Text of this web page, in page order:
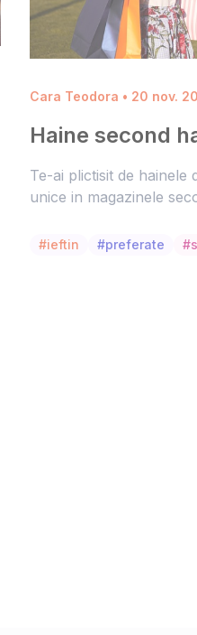
Cara Teodora • 20 nov.
Haine second
Te-ai plictisit de hainele
unice in magazinele
#ieftin #preferate